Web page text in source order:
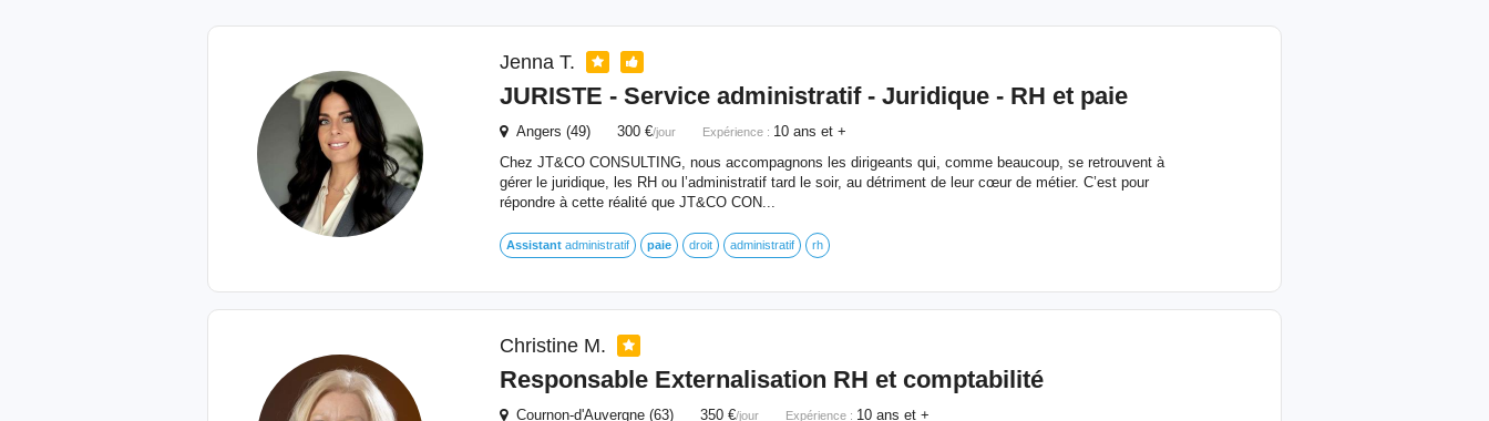
Jenna T.
JURISTE - Service administratif - Juridique - RH et paie
Angers (49) 300 €/jour Expérience : 10 ans et +
Chez JT&CO CONSULTING, nous accompagnons les dirigeants qui, comme beaucoup, se retrouvent à
gérer le juridique, les RH ou l’administratif tard le soir, au détriment de leur cœur de métier. C’est pour
répondre à cette réalité que JT&CO CON...
Assistantadministratif paie droit administratif rh
Christine M.
Responsable Externalisation RH et comptabilité
Cournon-d'Auvergne (63) 350 €/jour Expérience : 10 ans et +